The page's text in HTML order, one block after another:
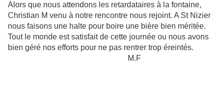
Alors que nous attendons les retardataires à la fontaine,
Christian M venu à notre rencontre nous rejoint. A St Nizier
nous faisons une halte pour boire une bière bien méritée.
Tout le monde est satisfait de cette journée ou nous avons
bien géré nos efforts pour ne pas rentrer trop éreintés.
M.F